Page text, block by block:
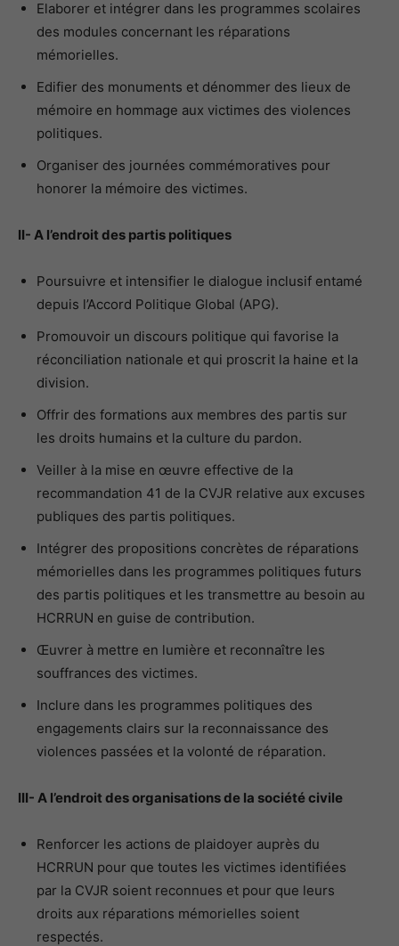
Elaborer et intégrer dans les programmes scolaires
des modules concernant les réparations
mémorielles.
Edifier des monuments et dénommer des lieux de
mémoire en hommage aux victimes des violences
politiques.
Organiser des journées commémoratives pour
honorer la mémoire des victimes.
II- A l’endroit des partis politiques
Poursuivre et intensifier le dialogue inclusif entamé
depuis l’Accord Politique Global (APG).
Promouvoir un discours politique qui favorise la
réconciliation nationale et qui proscrit la haine et la
division.
Offrir des formations aux membres des partis sur
les droits humains et la culture du pardon.
Veiller à la mise en œuvre effective de la
recommandation 41 de la CVJR relative aux excuses
publiques des partis politiques.
Intégrer des propositions concrètes de réparations
mémorielles dans les programmes politiques futurs
des partis politiques et les transmettre au besoin au
HCRRUN en guise de contribution.
Œuvrer à mettre en lumière et reconnaître les
souffrances des victimes.
Inclure dans les programmes politiques des
engagements clairs sur la reconnaissance des
violences passées et la volonté de réparation.
III- A l’endroit des organisations de la société civile
Renforcer les actions de plaidoyer auprès du
HCRRUN pour que toutes les victimes identifiées
par la CVJR soient reconnues et pour que leurs
droits aux réparations mémorielles soient
respectés.